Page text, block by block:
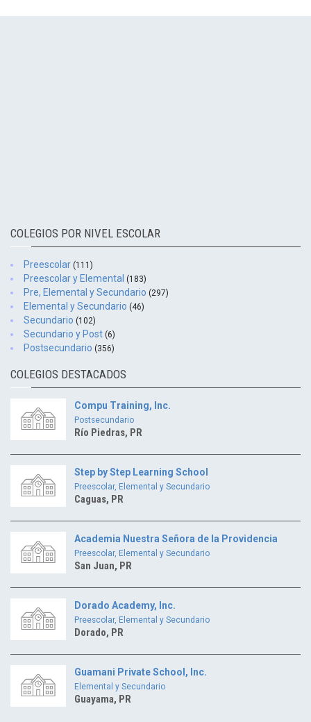
COLEGIOS POR NIVEL ESCOLAR
Preescolar (111)
Preescolar y Elemental (183)
Pre, Elemental y Secundario (297)
Elemental y Secundario (46)
Secundario (102)
Secundario y Post (6)
Postsecundario (356)
COLEGIOS DESTACADOS
Compu Training, Inc.
Postsecundario
Río Piedras, PR
Step by Step Learning School
Preescolar, Elemental y Secundario
Caguas, PR
Academia Nuestra Señora de la Providencia
Preescolar, Elemental y Secundario
San Juan, PR
Dorado Academy, Inc.
Preescolar, Elemental y Secundario
Dorado, PR
Guamani Private School, Inc.
Elemental y Secundario
Guayama, PR